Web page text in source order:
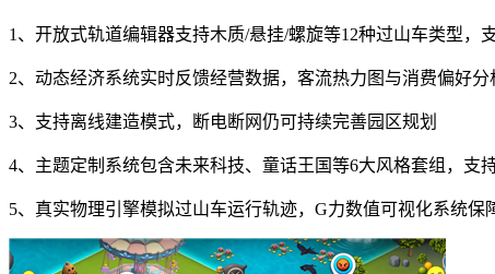
1、开放式轨道编辑器支持木质/悬挂/螺旋等12种过山车类型，
2、动态经济系统实时反馈经营数据，客流热力图与消费偏好
3、支持离线建造模式，断电断网仍可持续完善园区规划
4、主题定制系统包含未来科技、童话王国等6大风格套组，支
5、真实物理引擎模拟过山车运行轨迹，G力数值可视化系统保